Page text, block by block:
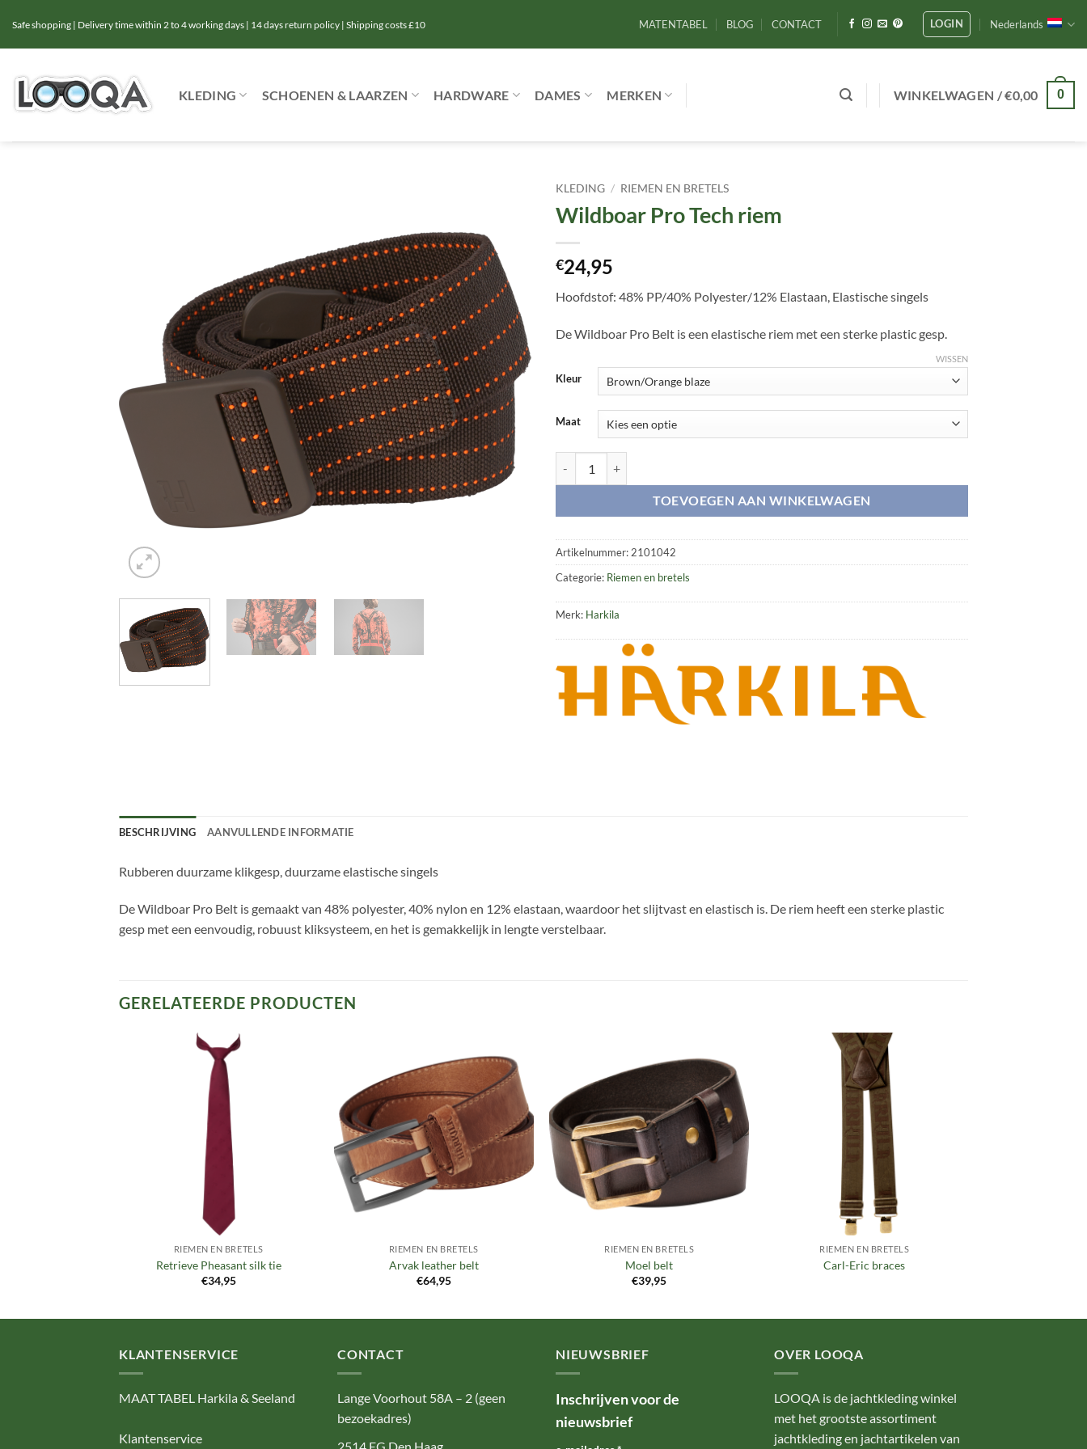
naar
inhoud
Safe shopping | Delivery time within 2 to 4 working days | 14 days return policy | Shipping costs £10 MATENTABEL BLOG CONTACT LOGIN Nederlands
KLEDING SCHOENEN & LAARZEN HARDWARE DAMES MERKEN WINKELWAGEN /€0,00 0
aan
verlanglijst
KLEDING / RIEMEN EN BRETELS
Wildboar Pro Tech riem
€24,95
Hoofdstof: 48% PP/40% Polyester/12% Elastaan, Elastische singels
De Wildboar Pro Belt is een elastische riem met een sterke plastic gesp.
Kleur
Maat
WISSEN
TOEVOEGEN AAN WINKELWAGEN
Artikelnummer:2101042
Categorie: Riemen en bretels
Merk: Harkila
BESCHRIJVING AANVULLENDE INFORMATIE
Rubberen duurzame klikgesp, duurzame elastische singels
De Wildboar Pro Belt is gemaakt van 48% polyester, 40% nylon en 12% elastaan, waardoor het slijtvast en elastisch is. De riem heeft een sterke plastic
gesp met een eenvoudig, robuust kliksysteem, en het is gemakkelijk in lengte verstelbaar.
GERELATEERDE PRODUCTEN
RIEMEN EN BRETELS
Retrieve Pheasant silk tie
€34,95
Toevoegen
aan
verlanglijst
RIEMEN EN BRETELS
Arvak leather belt
€64,95
Toevoegen
aan
verlanglijst
RIEMEN EN BRETELS
Moel belt
€39,95
RIEMEN EN BRETELS
Carl-Eric braces
KLANTENSERVICE
MAAT TABEL Harkila & Seeland
Klantenservice
CONTACT
Lange Voorhout 58A – 2 (geen
bezoekadres)
NIEUWSBRIEF
Inschrijven voor de
nieuwsbrief
OVER LOOQA
LOOQA is de jachtkleding winkel
met het grootste assortiment
jachtkleding en jachtartikelen van